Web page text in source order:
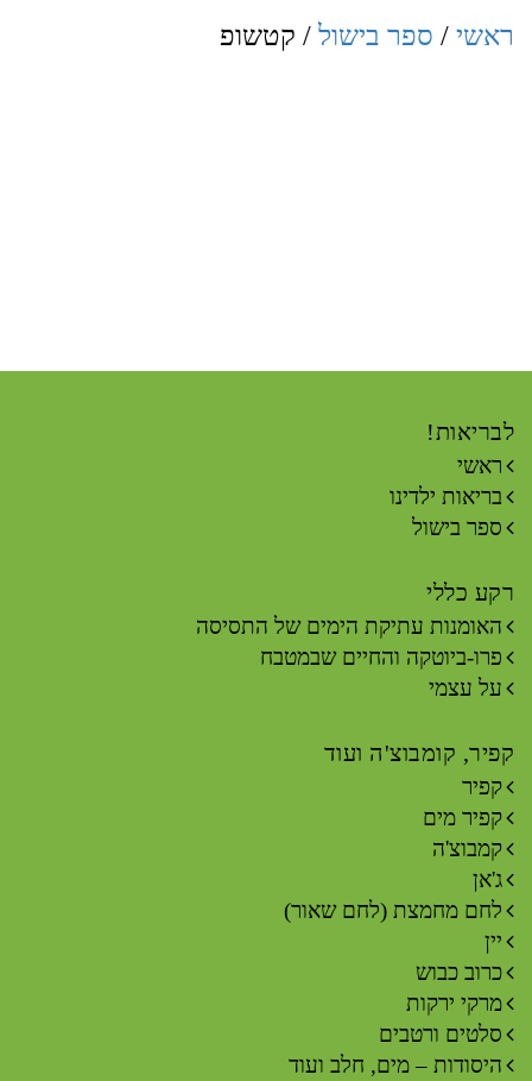
ראשי / ספר בישול / קטשופ
לבריאות!
ראשי
בריאות ילדינו
ספר בישול
רקע כללי
האומנות עתיקת הימים של התסיסה
פרו-ביוטקה והחיים שבמטבח
על עצמי
קפיר, קומבוצ'ה ועוד
קפיר
קפיר מים
קמבוצ'ה
ג'אן
לחם מחמצת (לחם שאור)
יין
כרוב כבוש
מרקי ירקות
סלטים ורטבים
היסודות – מים, חלב ועוד